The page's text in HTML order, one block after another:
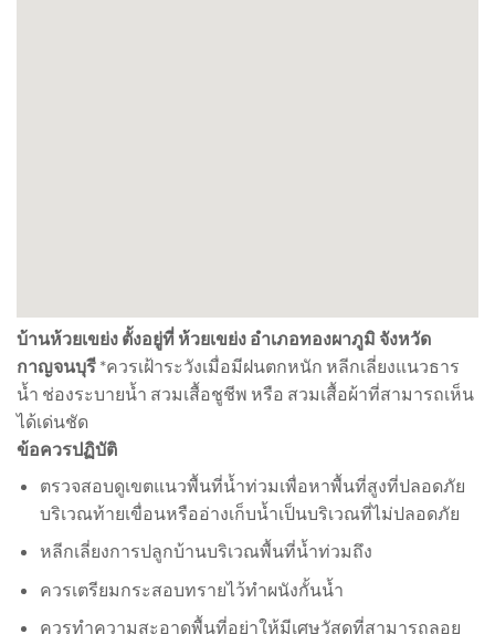
บ้านห้วยเขย่ง ตั้งอยู่ที่ ห้วยเขย่ง อำเภอทองผาภูมิ จังหวัด
กาญจนบุรี *ควรเฝ้าระวังเมื่อมีฝนตกหนัก หลีกเลี่ยงแนวธาร
น้ำ ช่องระบายน้ำ สวมเสื้อชูชีพ หรือ สวมเสื้อผ้าที่สามารถเห็น
ได้เด่นชัด
ข้อควรปฏิบัติ
ตรวจสอบดูเขตแนวพื้นที่น้ำท่วมเพื่อหาพื้นที่สูงที่ปลอดภัย
บริเวณท้ายเขื่อนหรืออ่างเก็บน้ำเป็นบริเวณที่ไม่ปลอดภัย
หลีกเลี่ยงการปลูกบ้านบริเวณพื้นที่น้ำท่วมถึง
ควรเตรียมกระสอบทรายไว้ทำผนังกั้นน้ำ
ควรทำความสะอาดพื้นที่อย่าให้มีเศษวัสดุที่สามารถลอย